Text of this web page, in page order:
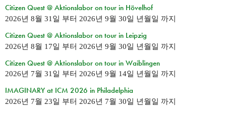
Citizen Quest @ Aktionslabor on tour in Hövelhof
2026년 8월 31일 부터 2026년 9월 30일 년월일 까지
Citizen Quest @ Aktionslabor on tour in Leipzig
2026년 8월 17일 부터 2026년 9월 30일 년월일 까지
Citizen Quest @ Aktionslabor on tour in Waiblingen
2026년 7월 31일 부터 2026년 9월 14일 년월일 까지
IMAGINARY at ICM 2026 in Philadelphia
2026년 7월 23일 부터 2026년 7월 30일 년월일 까지